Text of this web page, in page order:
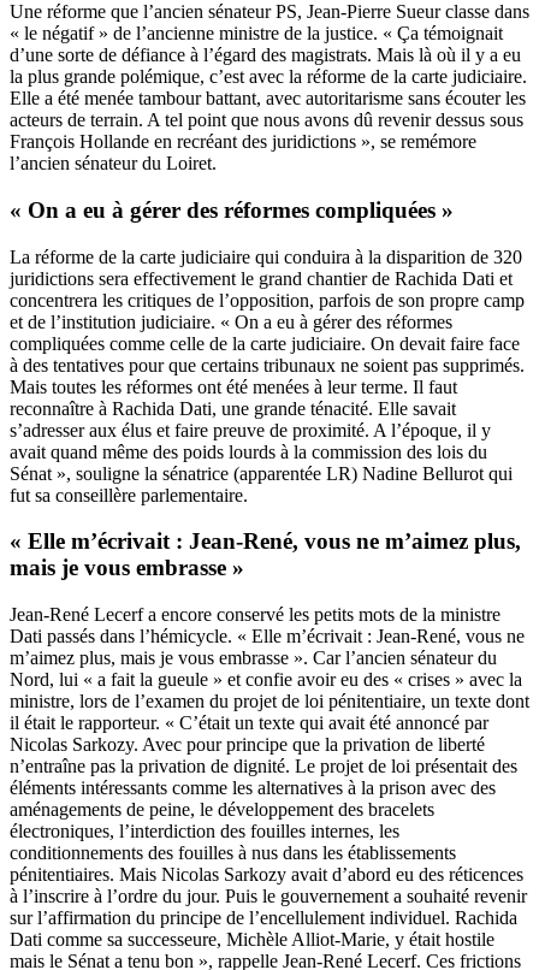
Une réforme que l’ancien sénateur PS, Jean-Pierre Sueur classe dans
« le négatif » de l’ancienne ministre de la justice. « Ça témoignait
d’une sorte de défiance à l’égard des magistrats. Mais là où il y a eu
la plus grande polémique, c’est avec la réforme de la carte judiciaire.
Elle a été menée tambour battant, avec autoritarisme sans écouter les
acteurs de terrain. A tel point que nous avons dû revenir dessus sous
François Hollande en recréant des juridictions », se remémore
l’ancien sénateur du Loiret.
« On a eu à gérer des réformes compliquées »
La réforme de la carte judiciaire qui conduira à la disparition de 320
juridictions sera effectivement le grand chantier de Rachida Dati et
concentrera les critiques de l’opposition, parfois de son propre camp
et de l’institution judiciaire. « On a eu à gérer des réformes
compliquées comme celle de la carte judiciaire. On devait faire face
à des tentatives pour que certains tribunaux ne soient pas supprimés.
Mais toutes les réformes ont été menées à leur terme. Il faut
reconnaître à Rachida Dati, une grande ténacité. Elle savait
s’adresser aux élus et faire preuve de proximité. A l’époque, il y
avait quand même des poids lourds à la commission des lois du
Sénat », souligne la sénatrice (apparentée LR) Nadine Bellurot qui
fut sa conseillère parlementaire.
« Elle m’écrivait : Jean-René, vous ne m’aimez plus,
mais je vous embrasse »
Jean-René Lecerf a encore conservé les petits mots de la ministre
Dati passés dans l’hémicycle. « Elle m’écrivait : Jean-René, vous ne
m’aimez plus, mais je vous embrasse ». Car l’ancien sénateur du
Nord, lui « a fait la gueule » et confie avoir eu des « crises » avec la
ministre, lors de l’examen du projet de loi pénitentiaire, un texte dont
il était le rapporteur. « C’était un texte qui avait été annoncé par
Nicolas Sarkozy. Avec pour principe que la privation de liberté
n’entraîne pas la privation de dignité. Le projet de loi présentait des
éléments intéressants comme les alternatives à la prison avec des
aménagements de peine, le développement des bracelets
électroniques, l’interdiction des fouilles internes, les
conditionnements des fouilles à nus dans les établissements
pénitentiaires. Mais Nicolas Sarkozy avait d’abord eu des réticences
à l’inscrire à l’ordre du jour. Puis le gouvernement a souhaité revenir
sur l’affirmation du principe de l’encellulement individuel. Rachida
Dati comme sa successeure, Michèle Alliot-Marie, y était hostile
mais le Sénat a tenu bon », rappelle Jean-René Lecerf. Ces frictions